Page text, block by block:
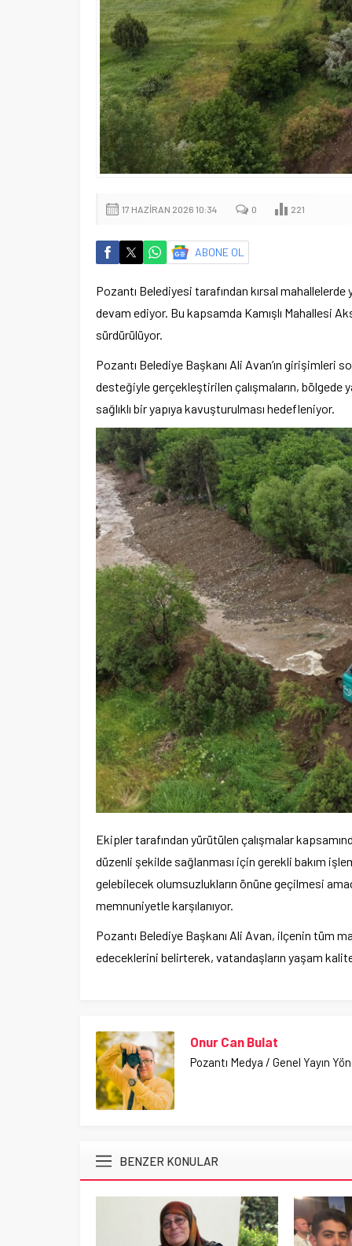
17 HAZIRAN 2026 10:34 0 221
ABONE OL
Pozantı Belediyesi tarafından kırsal mahallelerde
devam ediyor. Bu kapsamda Kamışlı Mahallesi
sürdürülüyor.
Pozantı Belediye Başkanı Ali Avan’ın girişimleri
desteğiyle gerçekleştirilen çalışmaların, bölgede
sağlıklı bir yapıya kavuşturulması hedefleniyor.
Ekipler tarafından yürütülen çalışmalar
düzenli şekilde sağlanması için gerekli bakım
gelebilecek olumsuzlukların önüne geçilmesi
memnuniyetle karşılanıyor.
Pozantı Belediye Başkanı Ali Avan, ilçenin tüm
edeceklerini belirterek, vatandaşların yaşam
Onur Can Bulat
Pozantı Medya / Genel Yayın
BENZER KONULAR